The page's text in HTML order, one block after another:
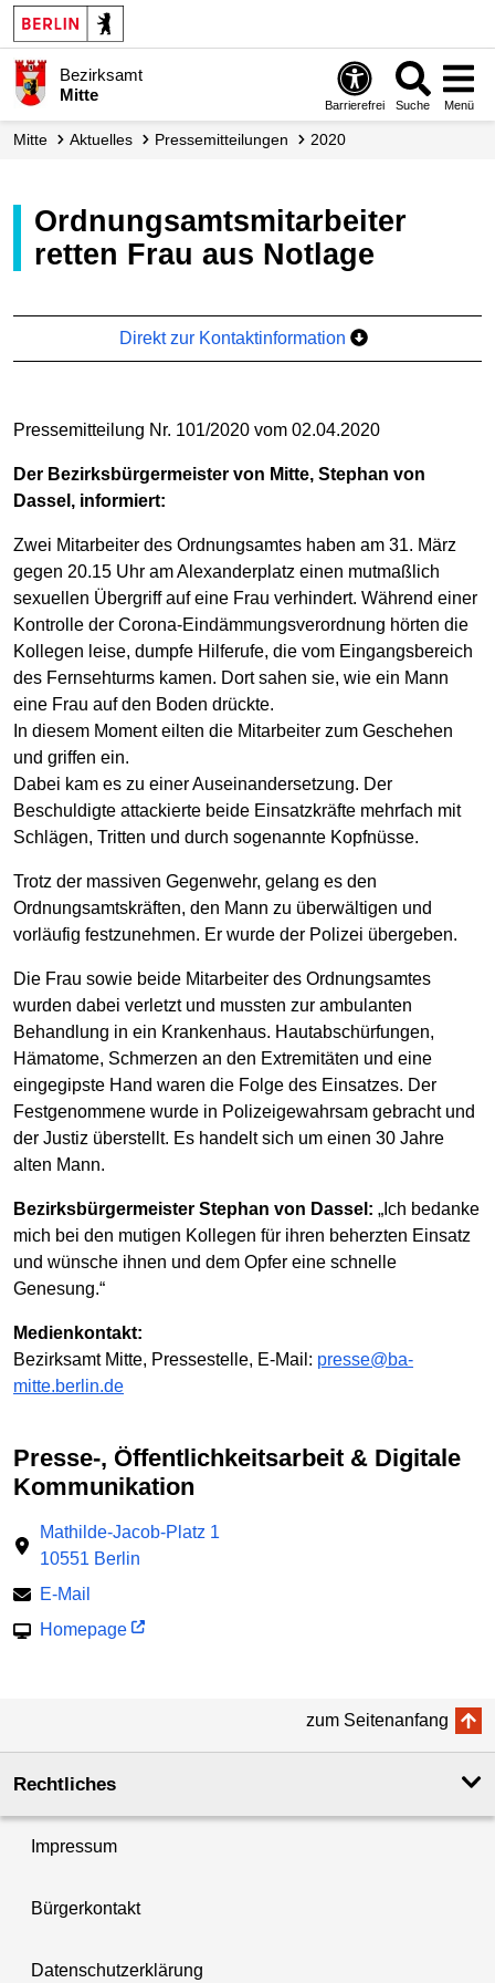
Bezirksamt
Mitte
Barrierefrei Suche Menü
Mitte Aktuelles Presse­mitteilungen 2020
Ordnungsamtsmitarbeiter
retten Frau aus Notlage
Direkt zur Kontaktinformation
Pressemitteilung Nr. 101/2020 vom 02.04.2020
Der Bezirksbürgermeister von Mitte, Stephan von
Dassel, informiert:
Zwei Mitarbeiter des Ordnungsamtes haben am 31. März
gegen 20.15 Uhr am Alexanderplatz einen mutmaßlich
sexuellen Übergriff auf eine Frau verhindert. Während einer
Kontrolle der Corona-Eindämmungsverordnung hörten die
Kollegen leise, dumpfe Hilferufe, die vom Eingangsbereich
des Fernsehturms kamen. Dort sahen sie, wie ein Mann
eine Frau auf den Boden drückte.
In diesem Moment eilten die Mitarbeiter zum Geschehen
und griffen ein.
Dabei kam es zu einer Auseinandersetzung. Der
Beschuldigte attackierte beide Einsatzkräfte mehrfach mit
Schlägen, Tritten und durch sogenannte Kopfnüsse.
Trotz der massiven Gegenwehr, gelang es den
Ordnungsamtskräften, den Mann zu überwältigen und
vorläufig festzunehmen. Er wurde der Polizei übergeben.
Die Frau sowie beide Mitarbeiter des Ordnungsamtes
wurden dabei verletzt und mussten zur ambulanten
Behandlung in ein Krankenhaus. Hautabschürfungen,
Hämatome, Schmerzen an den Extremitäten und eine
eingegipste Hand waren die Folge des Einsatzes. Der
Festgenommene wurde in Polizeigewahrsam gebracht und
der Justiz überstellt. Es handelt sich um einen 30 Jahre
alten Mann.
Bezirksbürgermeister Stephan von Dassel: „Ich bedanke
mich bei den mutigen Kollegen für ihren beherzten Einsatz
und wünsche ihnen und dem Opfer eine schnelle
Genesung.“
Medienkontakt:
Bezirksamt Mitte, Pressestelle, E-Mail: presse@ba-
mitte.berlin.de
Presse-, Öffentlichkeitsarbeit & Digitale
Kommunikation
Mathilde-Jacob-Platz 1
10551 Berlin
E-Mail
Homepage
zum Seitenanfang
Rechtliches
Impressum
Bürgerkontakt
Datenschutzerklärung